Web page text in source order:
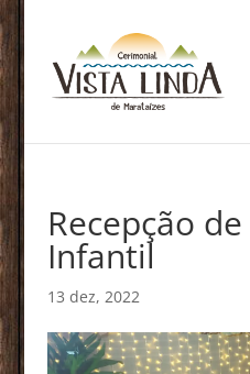
Recepção
Infantil
13 dez, 2022